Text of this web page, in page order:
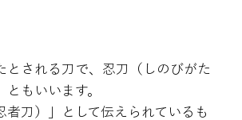
とされる刀で、忍刀（しのびがた
もいいます。
者刀）」として伝えられているも